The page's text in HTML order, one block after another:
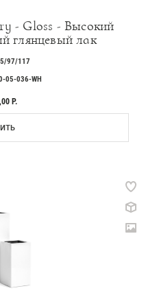
- Gloss - Высокий
глянцевый лак
97/117
05-036-WH
Р.
221
17